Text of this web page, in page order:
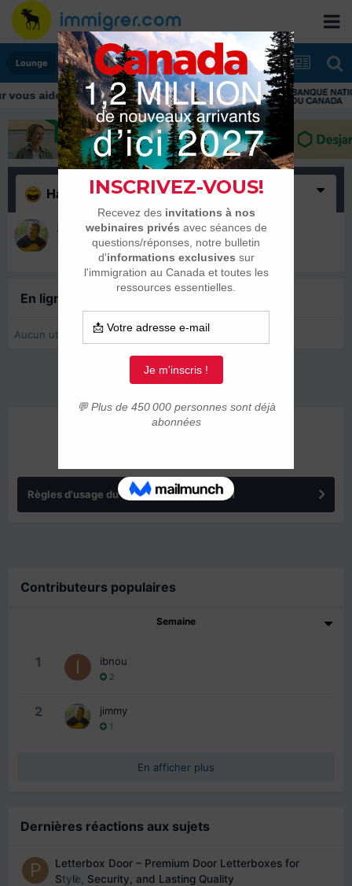
Lounge
aider tout au long de votre transition
Haha (1)
jimmy
12 septembre 2023
En ligne récemment
Aucun utilisateur enregistré regarde cette page.
Règles d'usage du forum IMMIGRER.COM
Contributeurs populaires
Semaine
1 ibnou
2
2 jimmy
1
En afficher plus
Dernières réactions aux sujets
0
Letterbox Door – Premium Door Letterboxes for
Style, Security, and Lasting Quality